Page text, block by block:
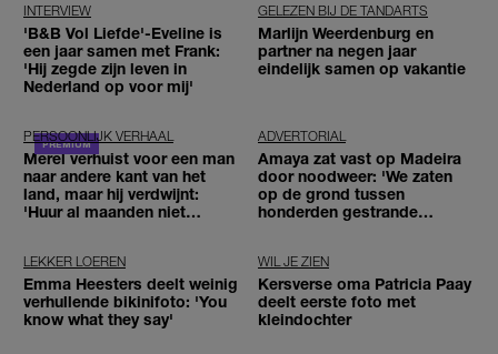
INTERVIEW
'B&B Vol Liefde'-Eveline is
een jaar samen met Frank:
'Hij zegde zijn leven in
Nederland op voor mij'
GELEZEN BIJ DE TANDARTS
Marlijn Weerdenburg en
partner na negen jaar
eindelijk samen op vakantie
PERSOONLIJK VERHAAL
Merel verhuist voor een man
naar andere kant van het
land, maar hij verdwijnt:
'Huur al maanden niet
ADVERTORIAL
Amaya zat vast op Madeira
door noodweer: 'We zaten
op de grond tussen
honderden gestrande
LEKKER LOEREN
Emma Heesters deelt weinig
verhullende bikinifoto: 'You
know what they say'
WIL JE ZIEN
Kersverse oma Patricia Paay
deelt eerste foto met
kleindochter